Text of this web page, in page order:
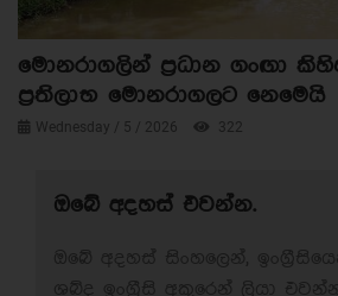
මොනරාගලින් ප්‍රධාන ගංඟා
ප්‍රතිලාභ මොනරාගලට නෙමෙයි
Wednesday / 5 / 2026 322
ඔබේ අදහස් එවන්න.